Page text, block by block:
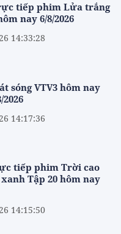
tiếp phim Lửa trắng
nay 6/8/2026
14:33:28
sóng VTV3 hôm nay
2026
14:17:36
tiếp phim Trời cao
Tập 20 hôm nay
14:15:50